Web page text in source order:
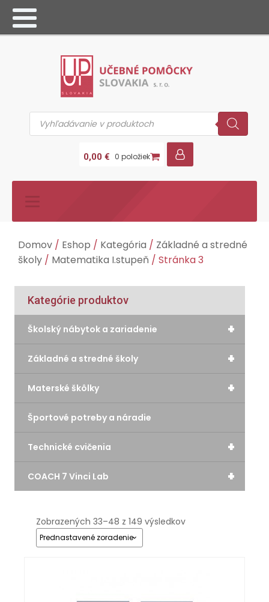
Products
search
0,00 € 0 položiek
Domov / Eshop / Kategória / Základné a stredné
školy / Matematika I.stupeň / Stránka 3
Kategórie produktov
+
Školský nábytok a zariadenie
+
Základné a stredné školy
+
Materské škôlky
Športové potreby a náradie
+
Technické cvičenia
+
COACH 7 Vinci Lab
Zobrazených 33–48 z 149 výsledkov